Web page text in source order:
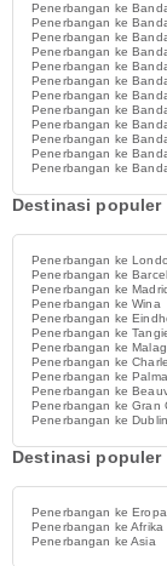
Penerbangan ke
Penerbangan ke
Penerbangan ke
Penerbangan ke
Penerbangan ke
Penerbangan ke
Penerbangan ke
Penerbangan ke
Penerbangan ke
Penerbangan ke
Penerbangan ke
Penerbangan ke
Destinasi populer
Penerbangan ke
Penerbangan ke
Penerbangan ke
Penerbangan ke Wina
Penerbangan ke
Penerbangan ke
Penerbangan ke
Penerbangan ke
Penerbangan ke
Penerbangan ke
Penerbangan ke Gran
Penerbangan ke Dublin
Destinasi populer
Penerbangan ke Eropa
Penerbangan ke Afrika
Penerbangan ke Asia